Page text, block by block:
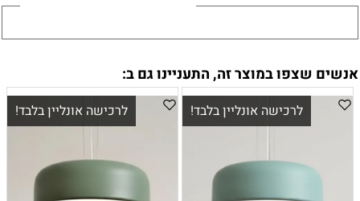
אנשים שצפו במוצר זה, התעניינו גם ב:
לרכישה אונליין בלבד! לרכישה אונליין בלבד!